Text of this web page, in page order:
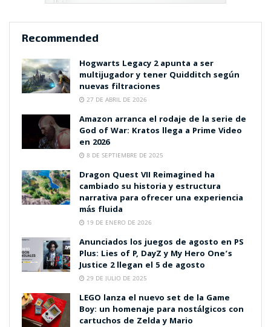
Recommended
Hogwarts Legacy 2 apunta a ser
multijugador y tener Quidditch según
nuevas filtraciones
27 DE ABRIL DE 2026
Amazon arranca el rodaje de la serie de
God of War: Kratos llega a Prime Video
en 2026
8 DE SEPTIEMBRE DE 2025
Dragon Quest VII Reimagined ha
cambiado su historia y estructura
narrativa para ofrecer una experiencia
más fluida
19 DE ENERO DE 2026
Anunciados los juegos de agosto en PS
Plus: Lies of P, DayZ y My Hero One’s
Justice 2 llegan el 5 de agosto
29 DE JULIO DE 2025
LEGO lanza el nuevo set de la Game
Boy: un homenaje para nostálgicos con
cartuchos de Zelda y Mario